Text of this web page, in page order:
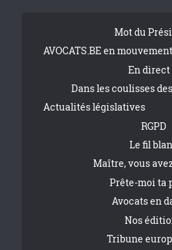
Tribune FooterMot du
AVOCATS.BE en mouvement
En direct
Dans les coulisses
Actualités législatives
RGPD
Le fil
Maître, vous
Prête-moi ta
Avocats en
Nos
Tribune